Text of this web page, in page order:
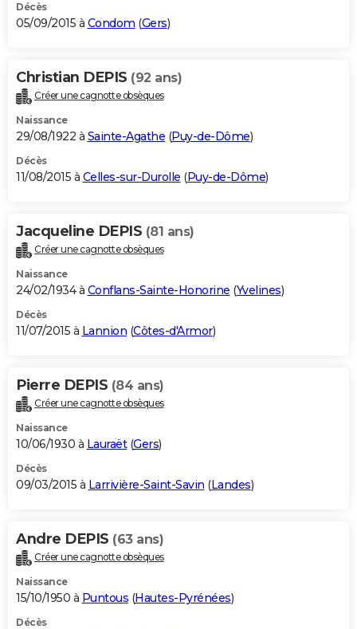
Décès
05/09/2015 à Condom (Gers)
Christian DEPIS (92 ans)
Créer une cagnotte obsèques
Naissance
29/08/1922 à Sainte-Agathe (Puy-de-Dôme)
Décès
11/08/2015 à Celles-sur-Durolle (Puy-de-Dôme)
Jacqueline DEPIS (81 ans)
Créer une cagnotte obsèques
Naissance
24/02/1934 à Conflans-Sainte-Honorine (Yvelines)
Décès
11/07/2015 à Lannion (Côtes-d'Armor)
Pierre DEPIS (84 ans)
Créer une cagnotte obsèques
Naissance
10/06/1930 à Lauraët(Gers)
Décès
09/03/2015 à Larrivière-Saint-Savin (Landes)
Andre DEPIS (63 ans)
Créer une cagnotte obsèques
Naissance
15/10/1950 à Puntous (Hautes-Pyrénées)
Décès